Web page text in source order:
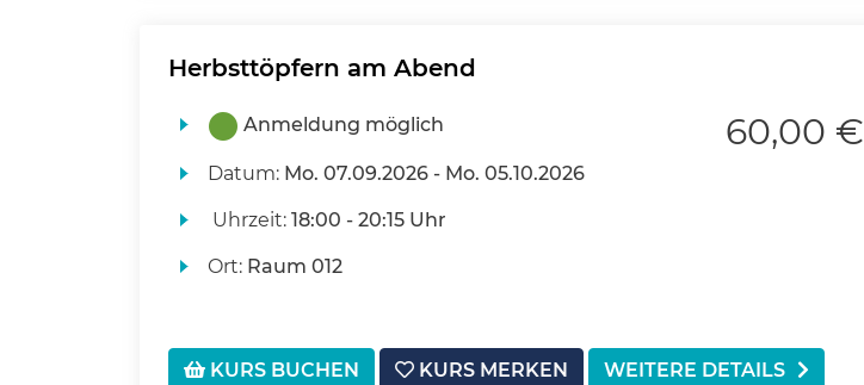
Herbsttöpfern am Abend
Anmeldung möglich
Datum: Mo. 07.09.2026 - Mo. 05.10.2026
Uhrzeit: 18:00 - 20:15 Uhr
Ort: Raum 012
60,00 €
KURS BUCHEN KURS MERKEN WEITERE DETAILS